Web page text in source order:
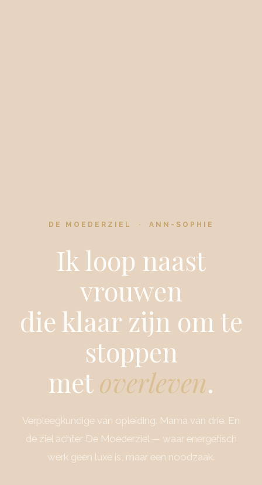
DE MOEDERZIEL · ANN-SOPHIE
Ik loop naast
vrouwen
die klaar zijn om te
stoppen
metoverleven.
Verpleegkundige van opleiding. Mama van drie. En
de ziel achter De Moederziel — waar energetisch
werk geen luxe is, maar een noodzaak.